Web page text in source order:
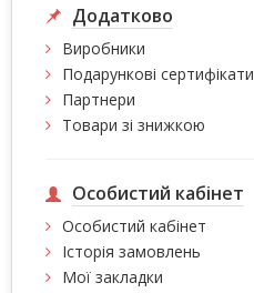
Додатково
Виробники
Подарункові сертифікати
Партнери
Товари зі знижкою
Особистий кабінет
Особистий кабінет
Історія замовлень
Мої закладки